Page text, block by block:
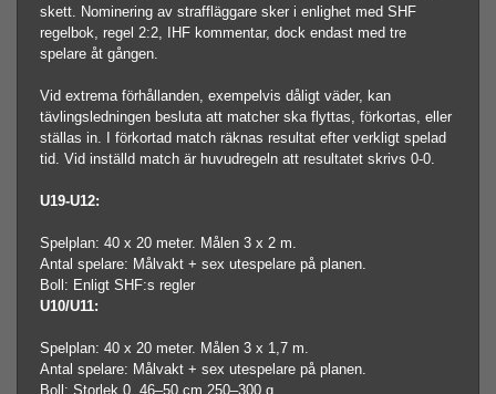
skett. Nominering av straffläggare sker i enlighet med SHF
regelbok, regel 2:2, IHF kommentar, dock endast med tre
spelare åt gången.
Vid extrema förhållanden, exempelvis dåligt väder, kan
tävlingsledningen besluta att matcher ska flyttas, förkortas, eller
ställas in. I förkortad match räknas resultat efter verkligt spelad
tid. Vid inställd match är huvudregeln att resultatet skrivs 0-0.
U19-U12:
Spelplan: 40 x 20 meter. Målen 3 x 2 m.
Antal spelare: Målvakt + sex utespelare på planen.
Boll: Enligt SHF:s regler
U10/U11:
Spelplan: 40 x 20 meter. Målen 3 x 1,7 m.
Antal spelare: Målvakt + sex utespelare på planen.
Boll: Storlek 0, 46–50 cm 250–300 g